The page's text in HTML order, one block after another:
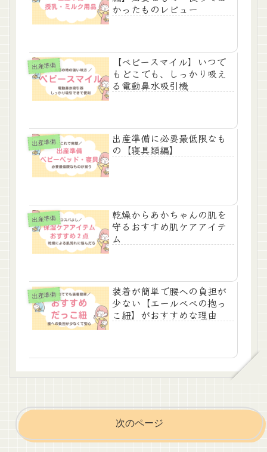
かったものレビュー
出産準備
【ベビースマイル】いつで
もどこでも、しっかり吸え
る電動鼻水吸引機
出産準備
出産準備に必要最低限なも
の【寝具類編】
出産準備
乾燥からあかちゃんの肌を
守るおすすめ肌ケアアイテ
ム
出産準備
装着が簡単で腰への負担が
少ない【エールベベの抱っ
こ紐】がおすすめな理由
次のページ